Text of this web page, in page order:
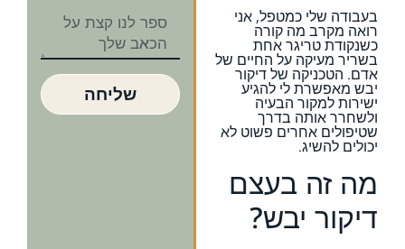
בעבודה שלי כמטפל, אני
רואה מקרב מה קורה
כשנקודת טריגר אחת
בשריר מעיקה על החיים של
אדם. הטכניקה של דיקור
יבש מאפשרת לי להגיע
ישירות למקור הבעיה
ולשחרר אותה בדרך
שטיפולים אחרים פשוט לא
יכולים להשיג.
מה זה בעצם
דיקור יבש?
שליחה